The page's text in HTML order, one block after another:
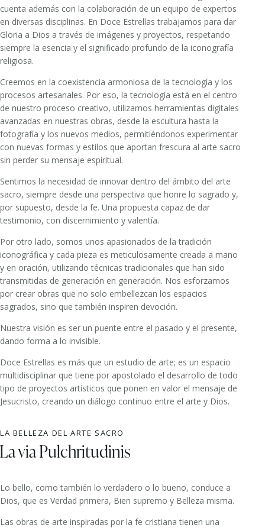
cuenta además con la colaboración de un equipo de expertos
en diversas disciplinas. En Doce Estrellas trabajamos para dar
Gloria a Dios a través de imágenes y proyectos, respetando
siempre la esencia y el significado profundo de la iconografía
religiosa.
Creemos en la coexistencia armoniosa de la tecnología y los
procesos artesanales. Por eso, la tecnología está en el centro
de nuestro proceso creativo, utilizamos herramientas digitales
avanzadas en nuestras obras, desde la escultura hasta la
fotografía y los nuevos medios, permitiéndonos experimentar
con nuevas formas y estilos que aportan frescura al arte sacro
sin perder su mensaje espiritual.
Sentimos la necesidad de innovar dentro del ámbito del arte
sacro, siempre desde una perspectiva que honre lo sagrado y,
por supuesto, desde la fe. Una propuesta capaz de dar
testimonio, con discernimiento y valentía.
Por otro lado, somos unos apasionados de la tradición
iconográfica y cada pieza es meticulosamente creada a mano
y en oración, utilizando técnicas tradicionales que han sido
transmitidas de generación en generación. Nos esforzamos
por crear obras que no solo embellezcan los espacios
sagrados, sino que también inspiren devoción.
Nuestra visión es ser un puente entre el pasado y el presente,
dando forma a lo invisible.
Doce Estrellas es más que un estudio de arte; es un espacio
multidisciplinar que tiene por apostolado el desarrollo de todo
tipo de proyectos artísticos que ponen en valor el mensaje de
Jesucristo, creando un diálogo continuo entre el arte y Dios.
LA BELLEZA DEL ARTE SACRO
La via Pulchritudinis
Lo bello, como también lo verdadero o lo bueno, conduce a
Dios, que es Verdad primera, Bien supremo y Belleza misma.
Las obras de arte inspiradas por la fe cristiana tienen una